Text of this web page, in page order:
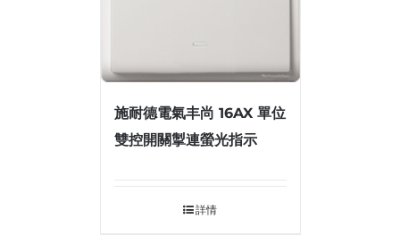
施耐德電氣丰尚 16AX 單位
雙控開關掣連螢光指示
詳情